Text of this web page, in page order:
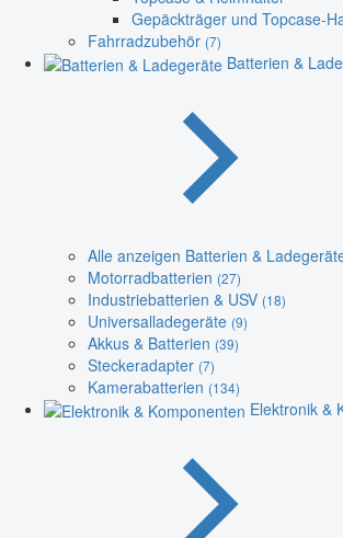
Gepäckträger und Topcase-
Fahrradzubehör (7)
Batterien &
Alle anzeigen Batterien &
Motorradbatterien (27)
Industriebatterien & USV (18)
Universalladegeräte (9)
Akkus & Batterien (39)
Steckeradapter (7)
Kamerabatterien (134)
Elektronik &